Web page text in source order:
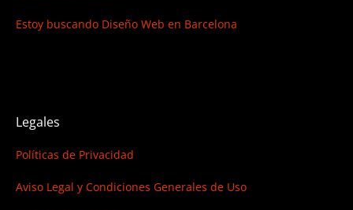
Estoy buscando Diseño Web en Barcelona
Legales
Políticas de Privacidad
Aviso Legal y Condiciones Generales de Uso